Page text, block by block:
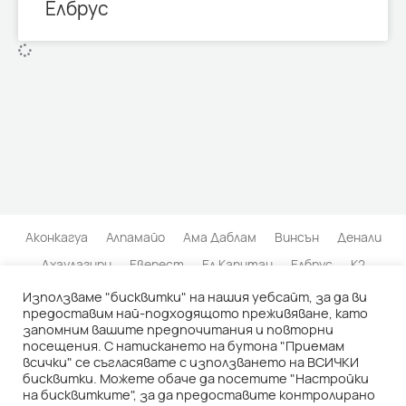
Елбрус
Аконкагуа Алпамайо Ама Даблам Винсън
Денали
Дхаулагири
Еверест Ел Капитан Елбрус
К2
Кангчендзьонга
Килиманджаро
Матерхорн
Нанда Деви
Пунчак Джая Серо Торе
Тхалай Сагар
Транго Тауърс
Чимборасо
© 2026 | АРХИВ НА БЪЛГАРСКИТЕ ИЗКАЧВАНИЯ | Политика на
Използваме "бисквитки" на нашия уебсайт, за да ви
предоставим най-подходящото преживяване, като
запомним вашите предпочитания и повторни
посещения. С натискането на бутона "Приемам
всички" се съгласявате с използването на ВСИЧКИ
бисквитки. Можете обаче да посетите "Настройки
на бисквитките", за да предоставите контролирано